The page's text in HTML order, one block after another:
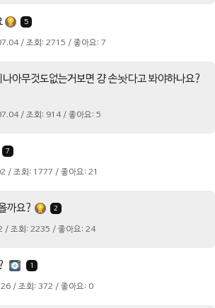
5
/ 조회: 2715 / 좋아요: 7
아무것도없는거보면 걍 손놧다고 봐야하나요?
/ 조회: 914 / 좋아요: 5
7
/ 조회: 1777 / 좋아요: 21
까요? 2
/ 조회: 2235 / 좋아요: 24
1
/ 조회: 372 / 좋아요: 0